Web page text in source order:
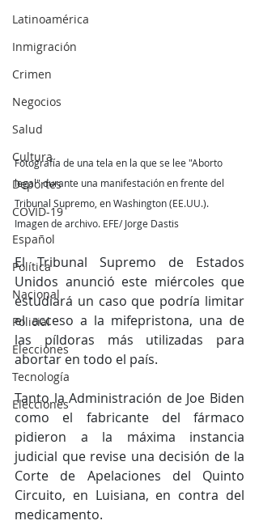
Latinoamérica
Inmigración
Crimen
Negocios
Salud
Cultura
Deportes
COVID-19
Español
Política
Nacional
Policial
Elecciones
Tecnología
Elecciones
Fotografía de una tela en la que se lee "Aborto
legal" durante una manifestación en frente del
Tribunal Supremo, en Washington (EE.UU.).
Imagen de archivo. EFE/ Jorge Dastis
El Tribunal Supremo de Estados
Unidos anunció este miércoles que
estudiará un caso que podría limitar
el acceso a la mifepristona, una de
las píldoras más utilizadas para
abortar en todo el país.
Tanto la Administración de Joe Biden
como el fabricante del fármaco
pidieron a la máxima instancia
judicial que revise una decisión de la
Corte de Apelaciones del Quinto
Circuito, en Luisiana, en contra del
medicamento.